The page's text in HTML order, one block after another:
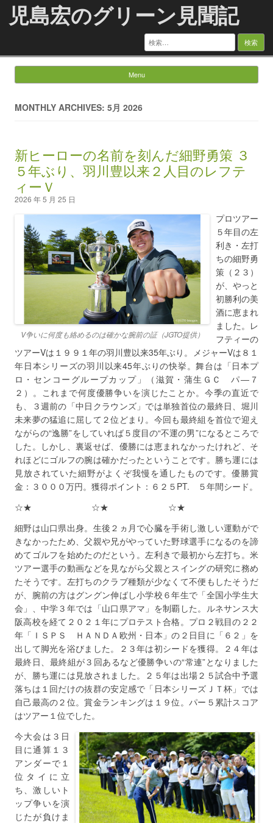
児島宏のグリーン見聞記
検
索:
Menu
MONTHLY ARCHIVES: 5月 2026
新ヒーローの名前を刻んだ細野勇策 ３
５年ぶり、羽川豊以来２人目のレフテ
ィーＶ
2026 年 5 月 25 日
V争いに何度も絡めるのは確かな腕前の証（JGTO提供）
プロツアー
５年目の左
利き・左打
ちの細野勇
策（２３）
が、やっと
初勝利の美
酒に恵まれ
ました。レ
フティーの
ツアーVは１９９１年の羽川豊以来35年ぶり。メジャーVは８１
年日本シリーズの羽川以来45年ぶりの快挙。舞台は「日本プ
ロ・センコーグループカップ」（滋賀・蒲生ＧＣ パ―７
２）。これまで何度優勝争いを演じたことか。今季の直近で
も、３週前の「中日クラウンズ」では単独首位の最終日、堀川
未来夢の猛追に屈して２位どまり。今回も最終組を首位で迎え
ながらの“逸勝”をしていれば５度目の“不運の男”になるところで
した。しかし、裏返せば、優勝には恵まれなかったけれど、そ
れほどにゴルフの腕は確かだったということです。勝ち運には
見放されていた細野がよくぞ我慢を通したものです。優勝賞
金：３０００万円。獲得ポイント：６２５PT. ５年間シード。
☆★ ☆★ ☆★
細野は山口県出身。生後２ヵ月で心臓を手術し激しい運動がで
きなかったため、父親や兄がやっていた野球選手になるのを諦
めてゴルフを始めたのだという。左利きで最初から左打ち。米
ツアー選手の動画などを見ながら父親とスイングの研究に務め
たそうです。左打ちのクラブ種類が少なくて不便もしたそうだ
が、腕前の方はグングン伸ばし小学校６年生で「全国小学生大
会」、中学３年では「山口県アマ」を制覇した。ルネサンス大
阪高校を経て２０２１年にプロテスト合格。プロ２戦目の２２
年「ＩＳＰＳ ＨＡＮＤＡ欧州・日本」の２日目に「６２」を
出して脚光を浴びました。２３年は初シードを獲得。２４年は
最終日、最終組が３回あるなど優勝争いの“常連”となりました
が、勝ち運には見放されました。２５年は出場２５試合中予選
落ちは１回だけの抜群の安定感で「日本シリーズＪＴ杯」では
自己最高の２位。賞金ランキングは１９位。パー５累計スコア
はツアー１位でした。
今大会は３日
目に通算１３
アンダーで１
位タイに立
ち、激しいト
ップ争いを演
じたが負けま